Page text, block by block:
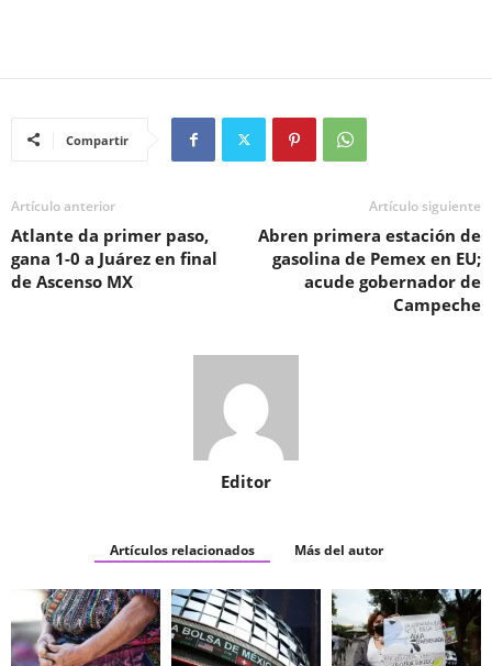
Compartir
Artículo anterior
Atlante da primer paso,
gana 1-0 a Juárez en final
de Ascenso MX
Artículo siguiente
Abren primera estación de
gasolina de Pemex en EU;
acude gobernador de
Campeche
Editor
Artículos relacionados Más del autor